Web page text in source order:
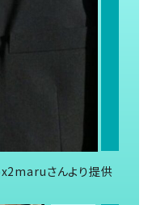
さんより提供